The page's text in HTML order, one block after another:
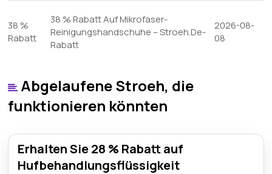
38 %
Rabatt
38 % Rabatt Auf Mikrofaser-
Reinigungshandschuhe – Stroeh.De-
Rabatt
2026-08-
08
Abgelaufene Stroeh, die
funktionieren könnten
Erhalten Sie 28 % Rabatt auf
Hufbehandlungsflüssigkeit